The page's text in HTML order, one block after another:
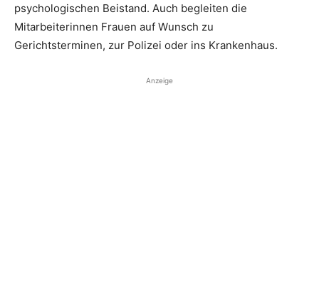
psychologischen Beistand. Auch begleiten die
Mitarbeiterinnen Frauen auf Wunsch zu
Gerichtsterminen, zur Polizei oder ins Krankenhaus.
Anzeige